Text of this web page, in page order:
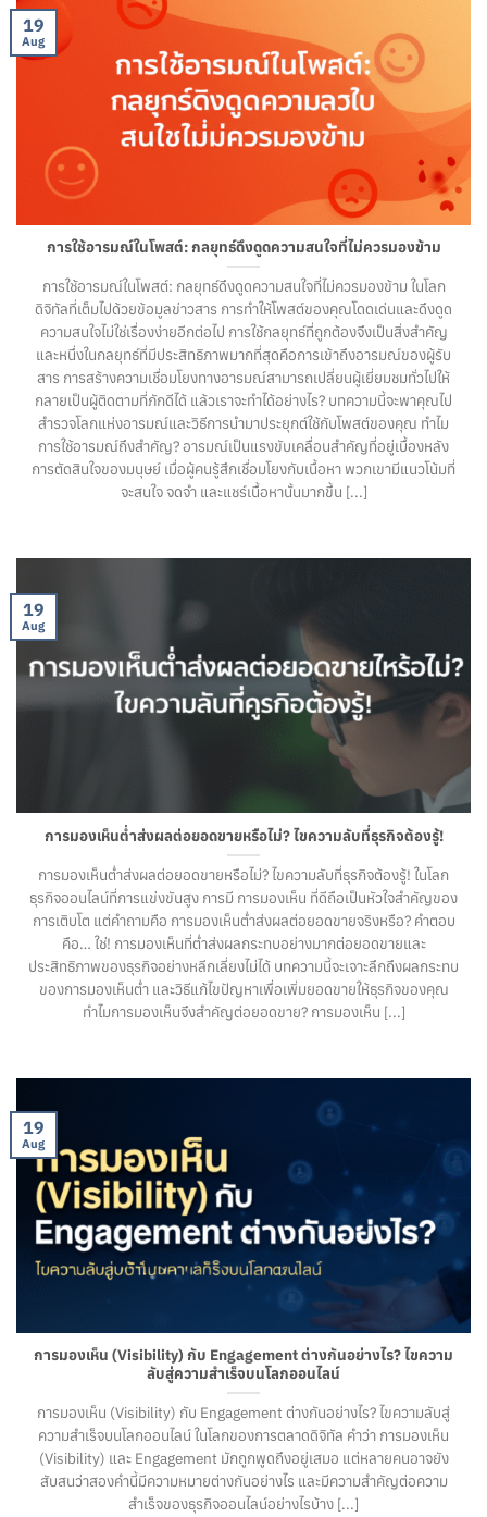
การใช้อารมณ์ในโพสต์: กลยุทธ์ดึงดูดความสนใจที่ไม่ควรมองข้าม
การใช้อารมณ์ในโพสต์: กลยุทธ์ดึงดูดความสนใจที่ไม่ควรมองข้าม ในโลก
ดิจิทัลที่เต็มไปด้วยข้อมูลข่าวสาร การทำให้โพสต์ของคุณโดดเด่นและดึงดูด
ความสนใจไม่ใช่เรื่องง่ายอีกต่อไป การใช้กลยุทธ์ที่ถูกต้องจึงเป็นสิ่งสำคัญ
และหนึ่งในกลยุทธ์ที่มีประสิทธิภาพมากที่สุดคือการเข้าถึงอารมณ์ของผู้รับ
สาร การสร้างความเชื่อมโยงทางอารมณ์สามารถเปลี่ยนผู้เยี่ยมชมทั่วไปให้
กลายเป็นผู้ติดตามที่ภักดีได้ แล้วเราจะทำได้อย่างไร? บทความนี้จะพาคุณไป
สำรวจโลกแห่งอารมณ์และวิธีการนำมาประยุกต์ใช้กับโพสต์ของคุณ ทำไม
การใช้อารมณ์ถึงสำคัญ? อารมณ์เป็นแรงขับเคลื่อนสำคัญที่อยู่เบื้องหลัง
การตัดสินใจของมนุษย์ เมื่อผู้คนรู้สึกเชื่อมโยงกับเนื้อหา พวกเขามีแนวโน้มที่
จะสนใจ จดจำ และแชร์เนื้อหานั้นมากขึ้น [...]
19
Aug
การมองเห็นต่ำส่งผลต่อยอดขายหรือไม่? ไขความลับที่ธุรกิจต้องรู้!
การมองเห็นต่ำส่งผลต่อยอดขายหรือไม่? ไขความลับที่ธุรกิจต้องรู้! ในโลก
ธุรกิจออนไลน์ที่การแข่งขันสูง การมี การมองเห็น ที่ดีถือเป็นหัวใจสำคัญของ
การเติบโต แต่คำถามคือ การมองเห็นต่ำส่งผลต่อยอดขายจริงหรือ? คำตอบ
คือ… ใช่! การมองเห็นที่ต่ำส่งผลกระทบอย่างมากต่อยอดขายและ
ประสิทธิภาพของธุรกิจอย่างหลีกเลี่ยงไม่ได้ บทความนี้จะเจาะลึกถึงผลกระทบ
ของการมองเห็นต่ำ และวิธีแก้ไขปัญหาเพื่อเพิ่มยอดขายให้ธุรกิจของคุณ
ทำไมการมองเห็นจึงสำคัญต่อยอดขาย? การมองเห็น [...]
19
Aug
การมองเห็น (Visibility) กับ Engagement ต่างกันอย่างไร? ไขความ
ลับสู่ความสำเร็จบนโลกออนไลน์
การมองเห็น (Visibility) กับ Engagement ต่างกันอย่างไร? ไขความลับสู่
ความสำเร็จบนโลกออนไลน์ ในโลกของการตลาดดิจิทัล คำว่า การมองเห็น
(Visibility) และ Engagement มักถูกพูดถึงอยู่เสมอ แต่หลายคนอาจยัง
สับสนว่าสองคำนี้มีความหมายต่างกันอย่างไร และมีความสำคัญต่อความ
สำเร็จของธุรกิจออนไลน์อย่างไรบ้าง [...]
19
Aug